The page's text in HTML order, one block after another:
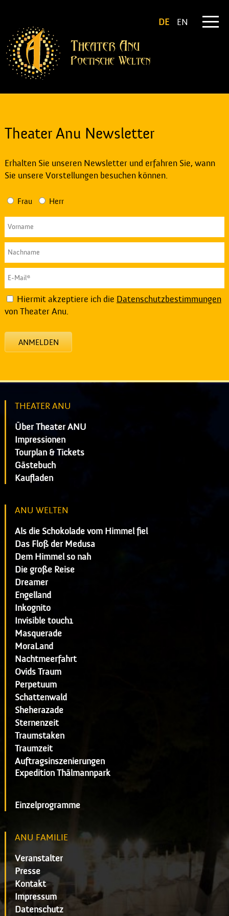
DE EN
Theater Anu Newsletter
Erhalten Sie unseren Newsletter und erfahren Sie, wann
Sie unsere Vorstellungen besuchen können.
Frau Herr
Hiermit akzeptiere ich die Datenschutzbestimmungen
von Theater Anu.
ANMELDEN
THEATER ANU
Über Theater ANU
Impressionen
Tourplan & Tickets
Gästebuch
Kaufladen
ANU WELTEN
Als die Schokolade vom Himmel fiel
Das Floß der Medusa
Dem Himmel so nah
Die große Reise
Dreamer
Engelland
Inkognito
Invisible touch1
Masquerade
MoraLand
Nachtmeerfahrt
Ovids Traum
Perpetuum
Schattenwald
Sheherazade
Sternenzeit
Traumstaken
Traumzeit
Auftragsinszenierungen
Expedition Thälmannpark
Einzelprogramme
ANU FAMILIE
Veranstalter
Presse
Kontakt
Impressum
Datenschutz